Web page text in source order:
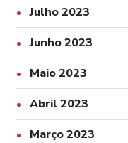
Julho 2023
Junho 2023
Maio 2023
Abril 2023
Março 2023